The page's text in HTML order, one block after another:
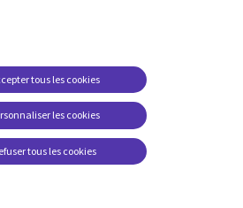
FR
Confidentialité
Accessibilité
Centre de gestion des
témoins
les cookies
tous les cookies
tous les cookies